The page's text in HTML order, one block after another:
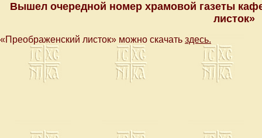
Вышел очередной номер храмовой газеты
листок»
«Преображенский листок» можно скачать здесь.